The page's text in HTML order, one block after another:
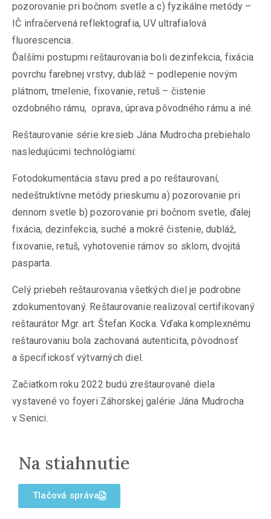
pozorovanie pri bočnom svetle a c) fyzikálne metódy –
IČ infračervená reflektografia, UV ultrafialová
fluorescencia.
Ďalšími postupmi reštaurovania boli dezinfekcia, fixácia
povrchu farebnej vrstvy, dubláž – podlepenie novým
plátnom, tmelenie, fixovanie, retuš – čistenie
ozdobného rámu, oprava, úprava pôvodného rámu a iné.
Reštaurovanie série kresieb Jána Mudrocha prebiehalo
nasledujúcimi technológiami:
Fotodokumentácia stavu pred a po reštaurovaní,
nedeštruktívne metódy prieskumu a) pozorovanie pri
dennom svetle b) pozorovanie pri bočnom svetle, ďalej
fixácia, dezinfekcia, suché a mokré čistenie, dubláž,
fixovanie, retuš, vyhotovenie rámov so sklom, dvojitá
pasparta.
Celý priebeh reštaurovania všetkých diel je podrobne
zdokumentovaný. Reštaurovanie realizoval certifikovaný
reštaurátor Mgr. art. Štefan Kocka. Vďaka komplexnému
reštaurovaniu bola zachovaná autenticita, pôvodnosť
a špecifickosť výtvarných diel.
Začiatkom roku 2022 budú zreštaurované diela
vystavené vo foyeri Záhorskej galérie Jána Mudrocha
v Senici.
Na stiahnutie
Tlačová správa